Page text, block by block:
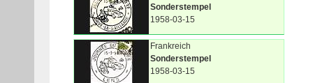
Sonderstempel
1958-03-15
Frankreich
Sonderstempel
1958-03-15